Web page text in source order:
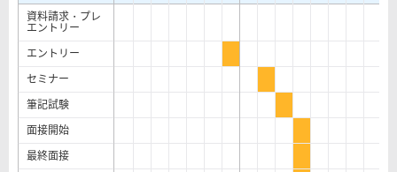
資料請求・プレ
エントリー
エントリー
セミナー
筆記試験
面接開始
最終面接